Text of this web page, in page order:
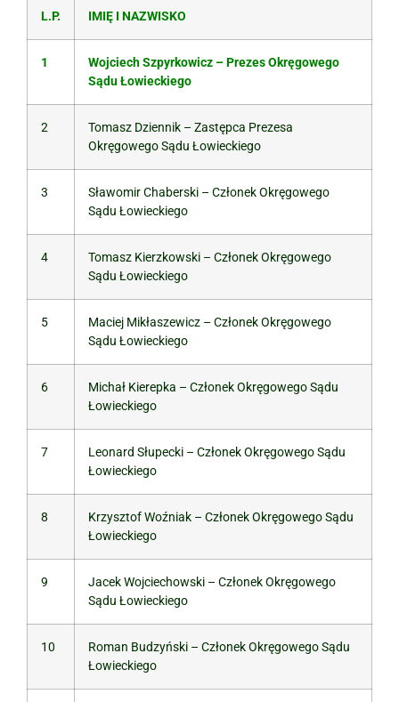
L.P. IMIĘ I NAZWISKO
1
Wojciech Szpyrkowicz – Prezes Okręgowego
Sądu Łowieckiego
2
Tomasz Dziennik – Zastępca Prezesa
Okręgowego Sądu Łowieckiego
3
Sławomir Chaberski – Członek Okręgowego
Sądu Łowieckiego
4
Tomasz Kierzkowski – Członek Okręgowego
Sądu Łowieckiego
5
Maciej Mikłaszewicz – Członek Okręgowego
Sądu Łowieckiego
6
Michał Kierepka – Członek Okręgowego Sądu
Łowieckiego
7
Leonard Słupecki – Członek Okręgowego Sądu
Łowieckiego
8
Krzysztof Woźniak – Członek Okręgowego Sądu
Łowieckiego
9
Jacek Wojciechowski – Członek Okręgowego
Sądu Łowieckiego
10
Roman Budzyński – Członek Okręgowego Sądu
Łowieckiego